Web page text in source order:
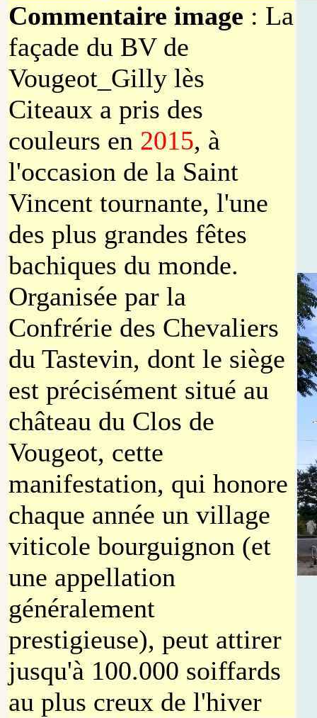
Commentaire image : La
façade du BV de
Vougeot_Gilly lès
Citeaux a pris des
couleurs en 2015, à
l'occasion de la Saint
Vincent tournante, l'une
des plus grandes fêtes
bachiques du monde.
Organisée par la
Confrérie des Chevaliers
du Tastevin, dont le siège
est précisément situé au
château du Clos de
Vougeot, cette
manifestation, qui honore
chaque année un village
viticole bourguignon (et
une appellation
généralement
prestigieuse), peut attirer
jusqu'à 100.000 soiffards
au plus creux de l'hiver